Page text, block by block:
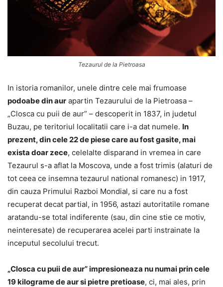
Tezaurul de la Pietroasa
In istoria romanilor, unele dintre cele mai frumoase
podoabe din aur apartin Tezaurului de la Pietroasa –
„Closca cu puii de aur” – descoperit in 1837, in judetul
Buzau, pe teritoriul localitatii care i-a dat numele. In
prezent, din cele 22 de piese care au fost gasite, mai
exista doar zece, celelalte disparand in vremea in care
Tezaurul s-a aflat la Moscova, unde a fost trimis (alaturi de
tot ceea ce insemna tezaurul national romanesc) in 1917,
din cauza Primului Razboi Mondial, si care nu a fost
recuperat decat partial, in 1956, astazi autoritatile romane
aratandu-se total indiferente (sau, din cine stie ce motiv,
neinteresate) de recuperarea acelei parti instrainate la
inceputul secolului trecut.
„Closca cu puii de aur” impresioneaza nu numai prin cele
19 kilograme de aur si pietre pretioase, ci, mai ales, prin